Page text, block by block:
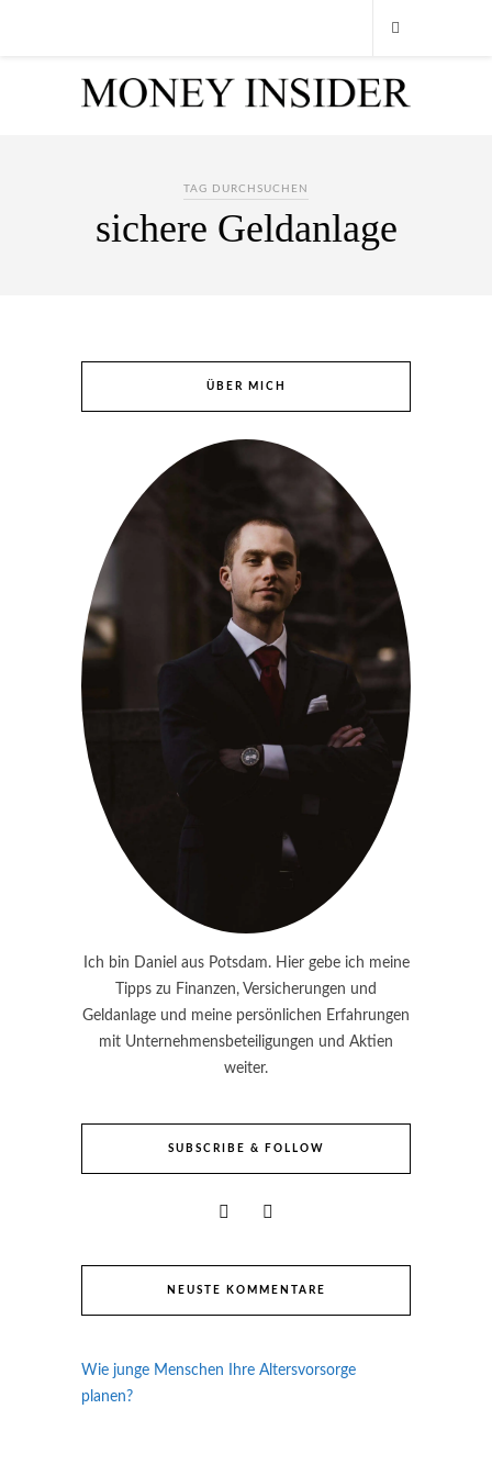
TAG DURCHSUCHEN
sichere Geldanlage
ÜBER MICH
Ich bin Daniel aus Potsdam. Hier gebe ich meine
Tipps zu Finanzen, Versicherungen und
Geldanlage und meine persönlichen Erfahrungen
mit Unternehmensbeteiligungen und Aktien
weiter.
SUBSCRIBE & FOLLOW
NEUSTE KOMMENTARE
Wie junge Menschen Ihre Altersvorsorge
planen?